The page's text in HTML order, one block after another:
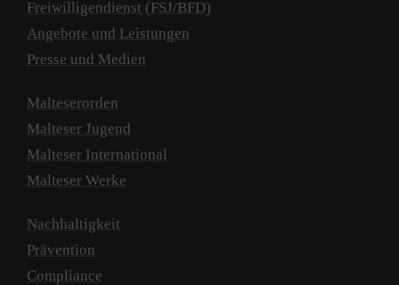
Freiwilligendienst (FSJ/BFD)
Angebote und Leistungen
Presse und Medien
Malteserorden
Malteser Jugend
Malteser International
Malteser Werke
Nachhaltigkeit
Prävention
Compliance